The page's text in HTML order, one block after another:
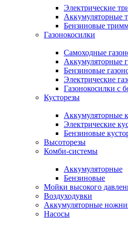
Электрические
Аккумуляторные
Бензиновые
Газонокосилки
Самоходные
Аккумуляторные
Бензиновые
Электрические
Газонокосилки с
Кусторезы
Аккумуляторные
Электрические
Бензиновые
Высоторезы
Комби-системы
Аккумуляторные
Бензиновые
Мойки высокого
Воздуходувки
Аккумуляторные
Насосы